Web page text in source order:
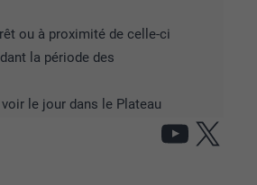
ou à proximité de celle-ci
la période des
le jour dans le Plateau
X